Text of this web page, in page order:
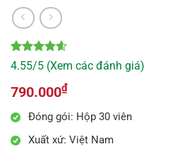
4.55trên
5 dựa trên
11
đánh giá
4.55/5 (Xem các đánh giá)
790.000₫
Đóng gói: Hộp 30 viên
Xuất xứ: Việt Nam